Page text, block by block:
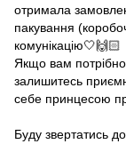
отримала
пакування
комунікацію🤍🙌🏻
Якщо вам
залишитесь
себе принцесою
Буду звертатись